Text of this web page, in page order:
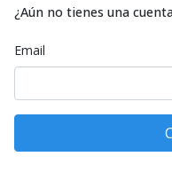
¿Aún no tienes una
Email